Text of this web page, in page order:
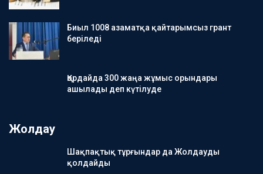
Биыл 1008 азаматқа қайтарымсыз грант
беріледі
Қордайда 300 жаңа жұмыс орындары
ашылады деп күтілуде
Жолдау
Шақпақтық тұрғындар да Жолдауды
қолдайды